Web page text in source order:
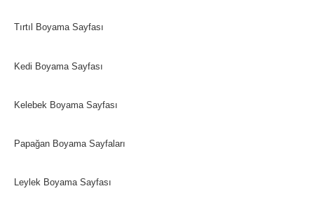
Tırtıl Boyama Sayfası
Kedi Boyama Sayfası
Kelebek Boyama Sayfası
Papağan Boyama Sayfaları
Leylek Boyama Sayfası